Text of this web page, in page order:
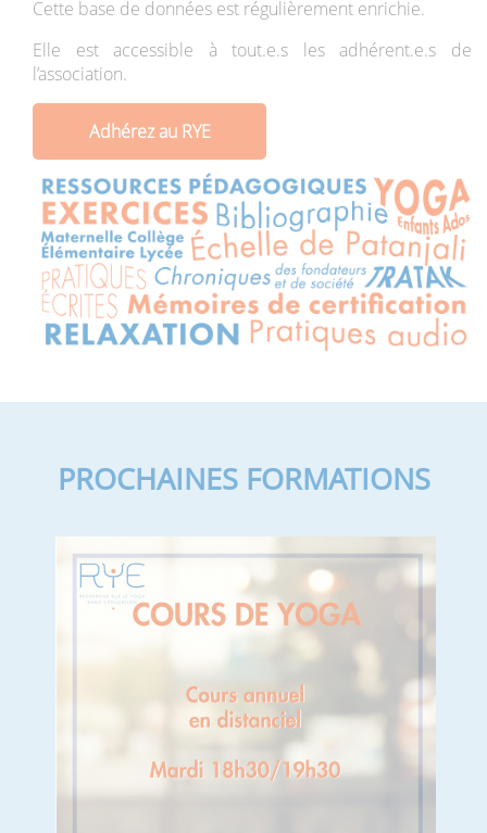
Cette base de données est régulièrement enrichie.
Elle est accessible à tout.e.s les adhérent.e.s de
l’association.
Adhérez au RYE
PROCHAINES FORMATIONS